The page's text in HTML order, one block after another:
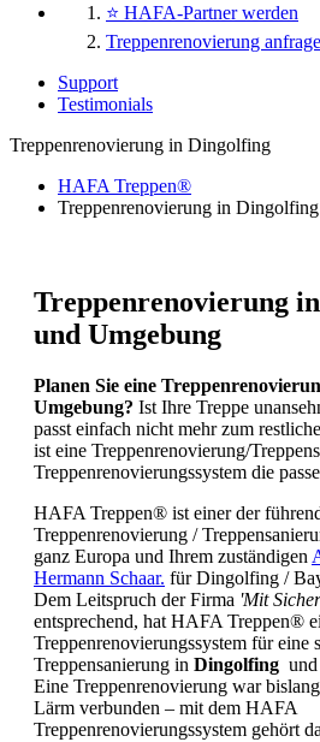
⭐ HAFA-Partner werden
Treppenrenovierung
Support
Testimonials
Treppenrenovierung in Dingolfing
HAFA Treppen®
Treppenrenovierung in Dingolfing
Treppenrenovierung
und Umgebung
Planen Sie eine
Umgebung? Ist Ihre Treppe
passt einfach nicht mehr zum
ist eine Treppenrenovierung/
Treppenrenovierungssystem die
HAFA Treppen® ist einer der
Treppenrenovierung /
ganz Europa und Ihrem zuständigen
Hermann Schaar. für Dingolfing /
Dem Leitspruch der Firma 'Mit
entsprechend, hat HAFA Treppen®
Treppenrenovierungssystem für eine
Treppensanierung in Dingolfing
Eine Treppenrenovierung war
Lärm verbunden – mit dem HAFA
Treppenrenovierungssystem gehört